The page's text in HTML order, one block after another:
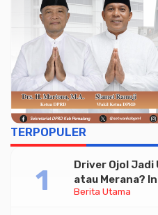
TERPOPULER
Berita Utama
Driver Ojol Jadi
atau Merana?
Paramadina